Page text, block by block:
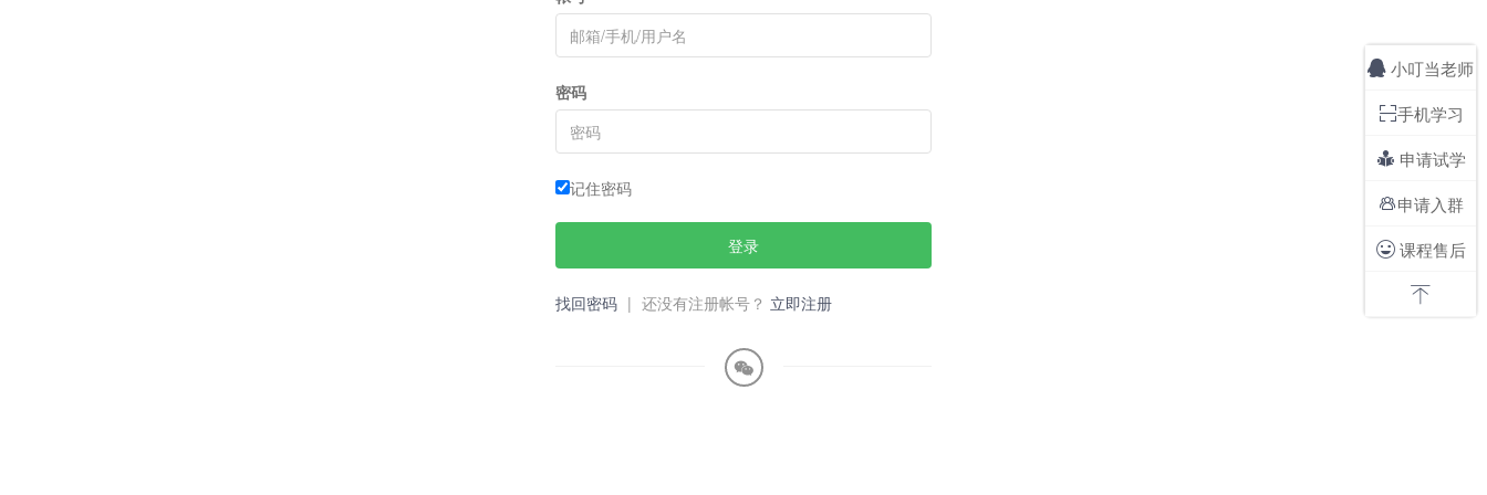
密码
记住密码
登录
找回密码 | 还没有注册帐号？ 立即注册
 小叮当老师
手机学习
 申请试学
申请入群
课程售后
